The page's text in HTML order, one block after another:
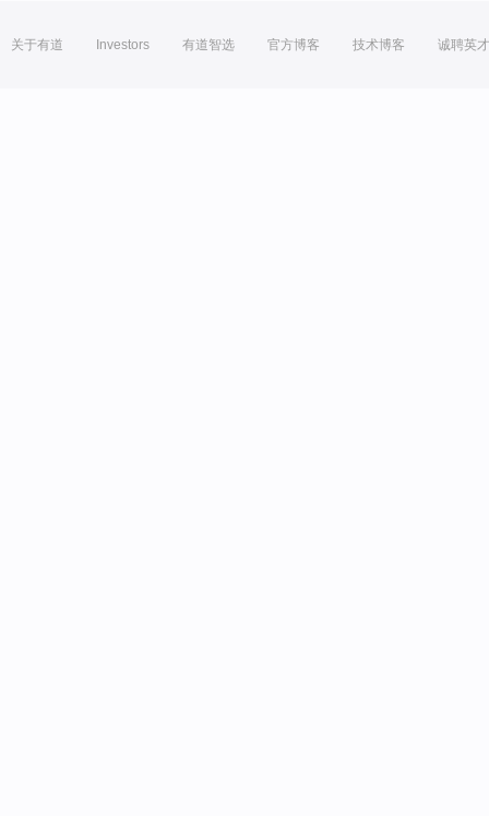
关于有道 Investors 有道智选 官方博客 技术博客 诚聘英才